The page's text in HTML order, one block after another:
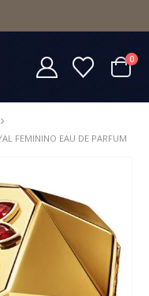
0
FEMININO EAU DE PARFUM